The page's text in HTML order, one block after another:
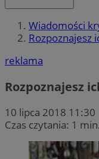
Wiadomości
Rozpoznajesz
reklama
Rozpoznajesz
10 lipca 2018 11:30
Czas czytania: 1 min.